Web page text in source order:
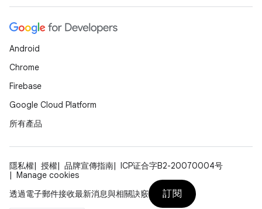
Android
Chrome
Firebase
Google Cloud Platform
所有產品
隱私權 授權 品牌宣傳指南
ICP证合字B2-20070004号
Manage cookies
透過電子郵件接收最新消息與相關訣竅
訂閱